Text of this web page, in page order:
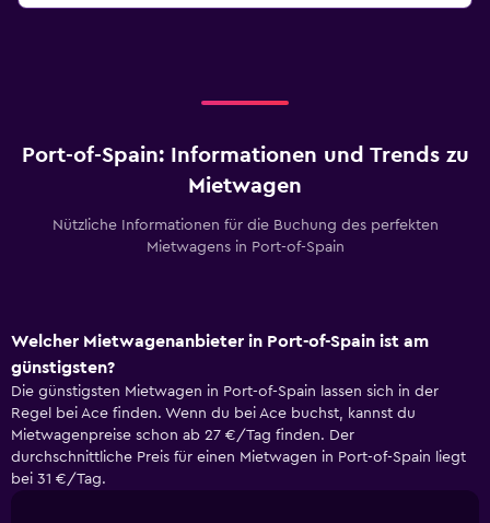
Port-of-Spain: Informationen und Trends zu
Mietwagen
Nützliche Informationen für die Buchung des perfekten
Mietwagens in Port-of-Spain
Welcher Mietwagenanbieter in Port-of-Spain ist am
günstigsten?
Die günstigsten Mietwagen in Port-of-Spain lassen sich in der
Regel bei Ace finden. Wenn du bei Ace buchst, kannst du
Mietwagenpreise schon ab 27 €/Tag finden. Der
durchschnittliche Preis für einen Mietwagen in Port-of-Spain liegt
bei 31 €/Tag.